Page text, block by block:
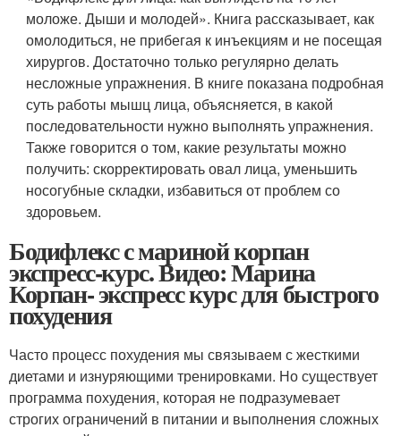
моложе. Дыши и молодей». Книга рассказывает, как
омолодиться, не прибегая к инъекциям и не посещая
хирургов. Достаточно только регулярно делать
несложные упражнения. В книге показана подробная
суть работы мышц лица, объясняется, в какой
последовательности нужно выполнять упражнения.
Также говорится о том, какие результаты можно
получить: скорректировать овал лица, уменьшить
носогубные складки, избавиться от проблем со
здоровьем.
Бодифлекс с мариной корпан
экспресс-курс. Видео: Марина
Корпан- экспресс курс для быстрого
похудения
Часто процесс похудения мы связываем с жесткими
диетами и изнуряющими тренировками. Но существует
программа похудения, которая не подразумевает
строгих ограничений в питании и выполнения сложных